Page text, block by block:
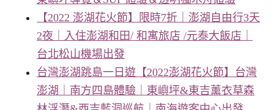
【2022 澎湖花火節】限時7折｜澎湖自由行3天
2夜｜入住澎湖和田/ 和寓旅店 /元泰大飯店｜
台北松山機場出發
台灣澎湖跳島一日遊【2022澎湖花火節】台灣
澎湖｜南方四島體驗｜東嶼坪&東吉薰衣草森